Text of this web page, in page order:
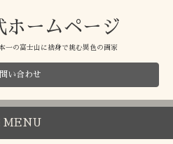
ホームページ
一の富士山に捨身で挑む異色の画家
い合わせ
MENU